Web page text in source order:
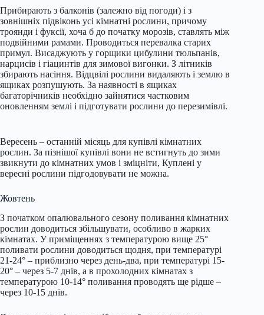
Прибирають з балконів (залежно від погоди) і з
зовнішніх підвіконь усі кімнатні рослини, причому
троянди і фуксії, хоча б до початку морозів, ставлять між
подвійними рамами. Проводиться перевалка старих
примул. Висаджують у горщики цибулини тюльпанів,
нарцисів і гіацинтів для зимової вигонки. З літників
збирають насіння. Відцвілі рослини видаляють і землю в
ящиках розпушують. За наявності в ящиках
багаторічників необхідно зайнятися частковим
оновленням землі і підготувати рослини до перезимівлі.
Вересень – останній місяць для купівлі кімнатних
рослин. За пізнішої купівлі вони не встигнуть до зими
звикнути до кімнатних умов і зміцніти, Куплені у
вересні рослини підгодовувати не можна.
Жовтень
З початком опалювального сезону поливання кімнатних
рослин доводиться збільшувати, особливо в жарких
кімнатах. У приміщеннях з температурою вище 25°
поливати рослини доводиться щодня, при температурі
21-24° – приблизно через день-два, при температурі 15-
20° – через 5-7 днів, а в прохолодних кімнатах з
температурою 10-14° поливання проводять ще рідше –
через 10-15 днів.